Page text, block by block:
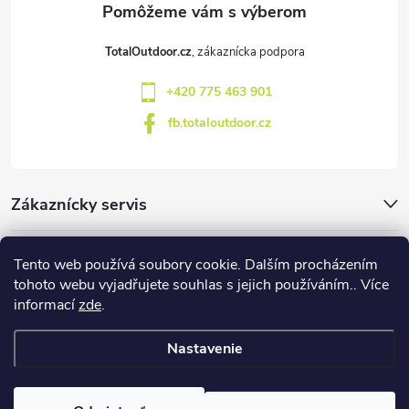
Tento web používá soubory cookie. Dalším procházením
tohoto webu vyjadřujete souhlas s jejich používáním.. Více
informacízde.
Nastavenie
p
i
s
u
Zákaznícky servis
Značky
Blog
TotalOutdoor.cz
+420 775 463 901
fb.totaloutdoor.cz
nastavenie cookies